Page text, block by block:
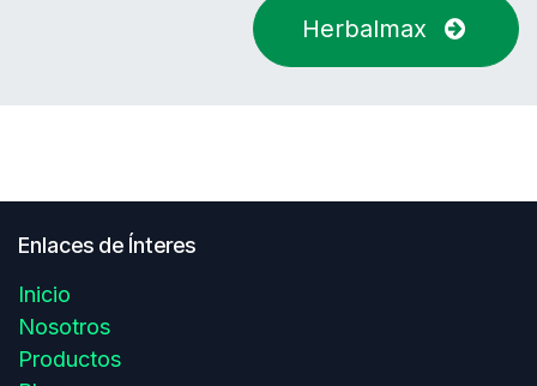
Herbalmax
Enlaces de Ínteres
Inicio
Nosotros
Productos